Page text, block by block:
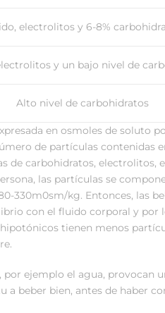
electrolitos y 6-8%
y un bajo nivel de
Alto nivel de carbohidratos
en osmoles de soluto
de partículas contenidas
de carbohidratos, electrolitos,
las partículas se
330m0sm/kg. Entonces, las
con el fluido corporal y por
tienen menos
ejemplo el agua, provocan
a beber bien, antes de haber